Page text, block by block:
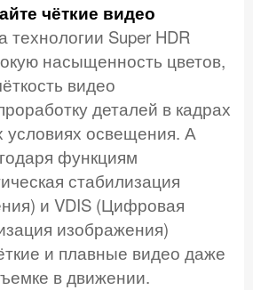
чёткие видео
технологии Super HDR
насыщенность цветов,
видео
деталей в кадрах
условиях освещения. А
функциям
стабилизация
и VDIS (Цифровая
изображения)
и плавные видео даже
в движении.